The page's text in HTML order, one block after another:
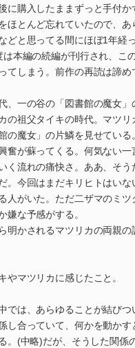
に購入したままずっと手付か
ほとんど忘れていたので、
どと思ってる間にほぼ1年経
は本編の続編が刊行され、こ
てしまう。前作の再読は諦め
、一の谷の「図書館の魔女
の祖父タイキの時代。マツリ
の魔女」の片鱗を見せてい
奮が蘇ってくる。何気ない一
く流れの痛快さ。ああ、そう
。今回はまだキリヒトはいな
人がいた。ただ二ザマのミ
嫌な予感がする。
明かされるマツリカの両親の
やマツリカに感じたこと。
では、あらゆることが結びつ
し合っていて、何かを動か
。(中略)だが、そうした関係